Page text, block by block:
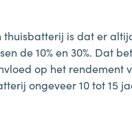
is dat er
de 10% en 30%. Dat
op het rendement
ongeveer 10 tot 15